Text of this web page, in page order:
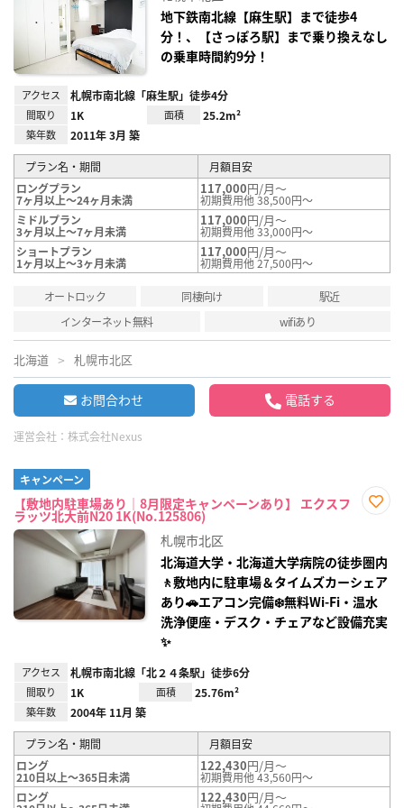
地下鉄南北線【麻生駅】まで徒歩4
分！、【さっぽろ駅】まで乗り換えなし
の乗車時間約9分！
アクセス 札幌市南北線「麻生駅」徒歩4分
間取り 1K 面積 25.2m²
築年数 2011年 3月 築
プラン名・期間
月額目安
ロングプラン
7ヶ月以上～24ヶ月未満
117,000円/月～
初期費用他 38,500円～
ミドルプラン
3ヶ月以上～7ヶ月未満
117,000円/月～
初期費用他 33,000円～
ショートプラン
1ヶ月以上～3ヶ月未満
117,000円/月～
初期費用他 27,500円～
オートロック 同棲向け
駅近
インターネット無料
wifiあり
北海道 札幌市北区
お問合わせ 電話する
運営会社： 株式会社Nexus
キャンペーン
【敷地内駐車場あり｜8月限定キャンペーンあり】 エクスフ
ラッツ北大前N20 1K(No.125806)
録
札幌市北区
北海道大学・北海道大学病院の徒歩圏内
🚶敷地内に駐車場＆タイムズカーシェア
あり🚗エアコン完備❄️無料Wi‑Fi・温水
洗浄便座・デスク・チェアなど設備充実
✨
アクセス 札幌市南北線「北２４条駅」徒歩6分
間取り 1K 面積 25.76m²
築年数 2004年 11月 築
プラン名・期間
月額目安
ロング
210日以上～365日未満
122,430円/月～
初期費用他 43,560円～
ロング
122,430円/月～